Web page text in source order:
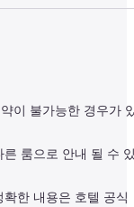
이 불가능한 경우가
룸으로 안내 될 수
한 내용은 호텔 공식